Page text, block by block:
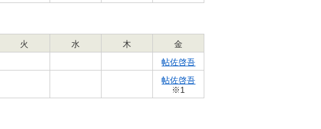
火 水 木 金
帖佐啓吾
帖佐啓吾
※1